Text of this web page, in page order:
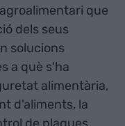
que
dels seus
solucions
a què s'ha
alimentària,
d'aliments, la